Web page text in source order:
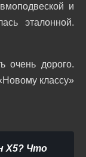
и
эталонной.
очень дорого.
классу»
X5? Что